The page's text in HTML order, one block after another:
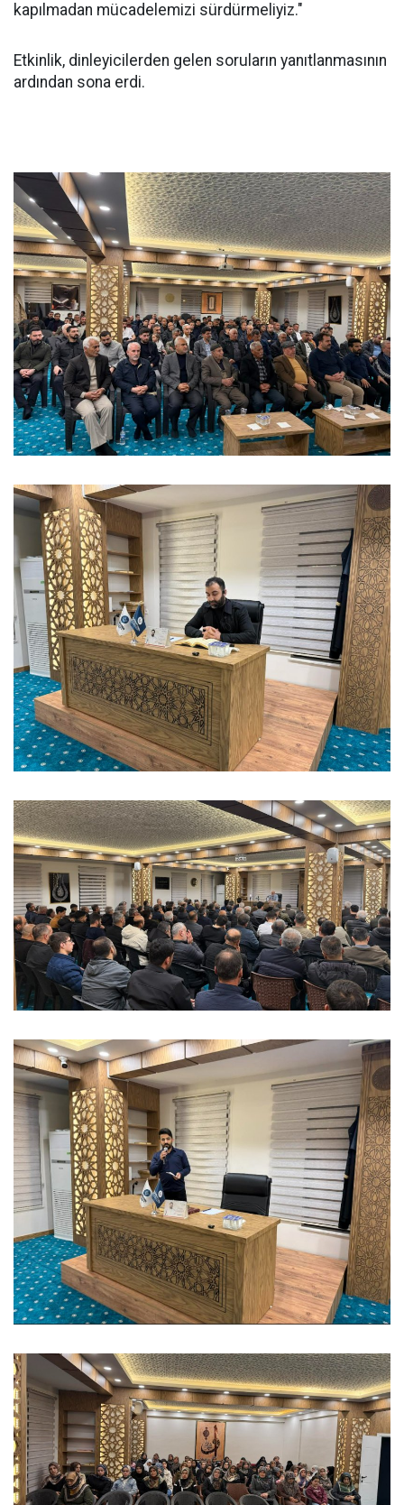
kapılmadan mücadelemizi sürdürmeliyiz."
Etkinlik, dinleyicilerden gelen soruların yanıtlanmasının
ardından sona erdi.